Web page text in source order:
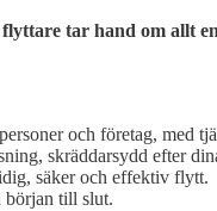
tar hand om allt
och företag, med
skräddarsydd efter
säker och effektiv flytt.
början till slut.